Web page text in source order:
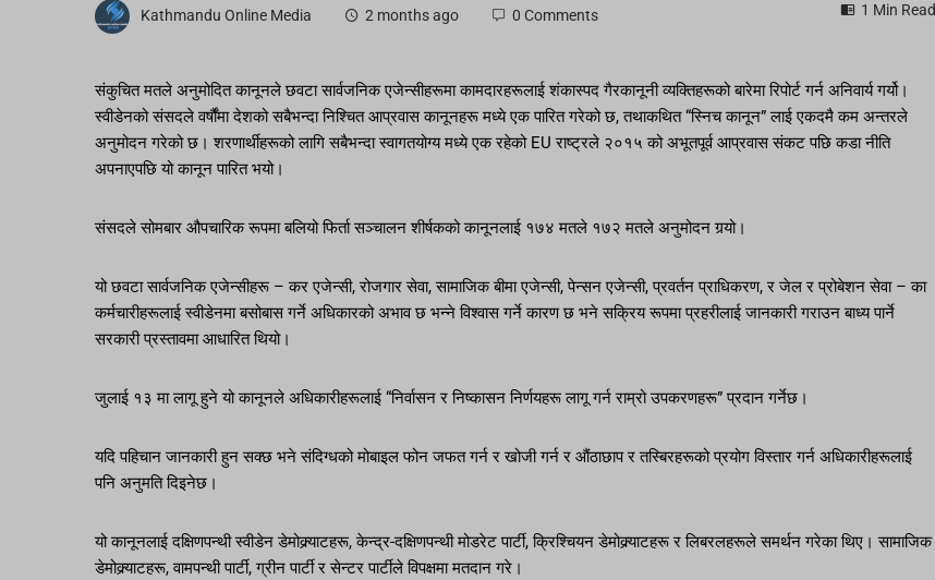
Kathmandu Online Media 2 months ago 0 Comments 1 Min Read
संकुचित मतले अनुमोदित कानूनले छवटा सार्वजनिक एजेन्सीहरूमा कामदारहरूलाई शंकास्पद गैरकानूनी व्यक्तिहरूको बारेमा रिपोर्ट गर्न अनिवार्य गर्यो।
स्वीडेनको संसदले वर्षौंमा देशको सबैभन्दा निश्चित आप्रवास कानूनहरू मध्ये एक पारित गरेको छ, तथाकथित “स्निच कानून” लाई एकदमै कम अन्तरले
अनुमोदन गरेको छ। शरणार्थीहरूको लागि सबैभन्दा स्वागतयोग्य मध्ये एक रहेको EU राष्ट्रले २०१५ को अभूतपूर्व आप्रवास संकट पछि कडा नीति
अपनाएपछि यो कानून पारित भयो।
संसदले सोमबार औपचारिक रूपमा बलियो फिर्ता सञ्चालन शीर्षकको कानूनलाई १७४ मतले १७२ मतले अनुमोदन गर्‍यो।
यो छवटा सार्वजनिक एजेन्सीहरू – कर एजेन्सी, रोजगार सेवा, सामाजिक बीमा एजेन्सी, पेन्सन एजेन्सी, प्रवर्तन प्राधिकरण, र जेल र प्रोबेशन सेवा – का
कर्मचारीहरूलाई स्वीडेनमा बसोबास गर्ने अधिकारको अभाव छ भन्ने विश्वास गर्ने कारण छ भने सक्रिय रूपमा प्रहरीलाई जानकारी गराउन बाध्य पार्ने
सरकारी प्रस्तावमा आधारित थियो।
जुलाई १३ मा लागू हुने यो कानूनले अधिकारीहरूलाई “निर्वासन र निष्कासन निर्णयहरू लागू गर्न राम्रो उपकरणहरू” प्रदान गर्नेछ।
यदि पहिचान जानकारी हुन सक्छ भने संदिग्धको मोबाइल फोन जफत गर्न र खोजी गर्न र औंठाछाप र तस्बिरहरूको प्रयोग विस्तार गर्न अधिकारीहरूलाई
पनि अनुमति दिइनेछ।
यो कानूनलाई दक्षिणपन्थी स्वीडेन डेमोक्र्याटहरू, केन्द्र-दक्षिणपन्थी मोडरेट पार्टी, क्रिश्चियन डेमोक्र्याटहरू र लिबरलहरूले समर्थन गरेका थिए। सामाजिक
डेमोक्र्याटहरू, वामपन्थी पार्टी, ग्रीन पार्टी र सेन्टर पार्टीले विपक्षमा मतदान गरे।